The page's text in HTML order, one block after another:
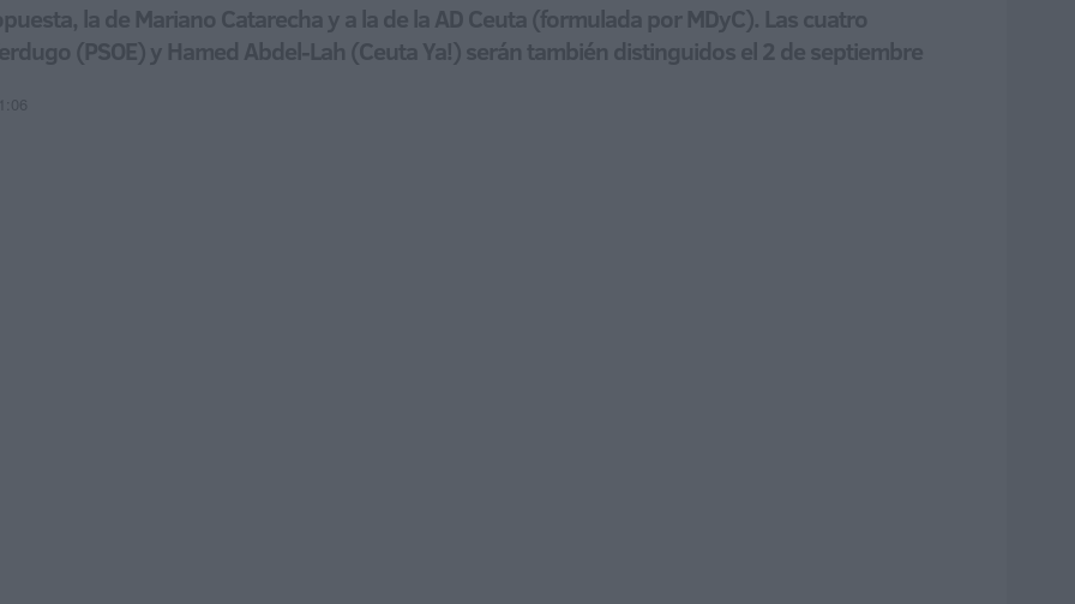
la de Mariano Catarecha y a la de la AD Ceuta (formulada por MDyC). Las cuatro
(PSOE) y Hamed Abdel-Lah (Ceuta Ya!) serán también distinguidos el 2 de septiembre